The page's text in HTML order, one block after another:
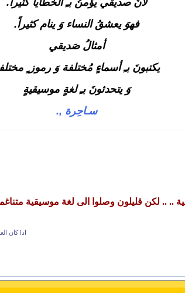
لأنَ صديقي يؤمنُ بـِ الخطايا كثيراً.
فهوَ يعشقُ النساء وَ ينام كثيراً.
أمثالُ صَديقي
يكتبونَ بـِ أسماءٍ مُختلفة وَ رموز
وَ يتحدثونَ بـِ لغةٍ موسيقيةٍ
سـاحِرة ,.
.. .. لكن قليلون وصلوا الى لغة موسيقية
اذا كان